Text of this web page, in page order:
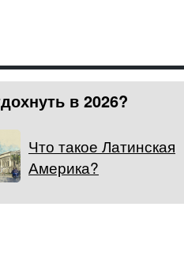
в 2026?
Что такое Латинская
Америка?